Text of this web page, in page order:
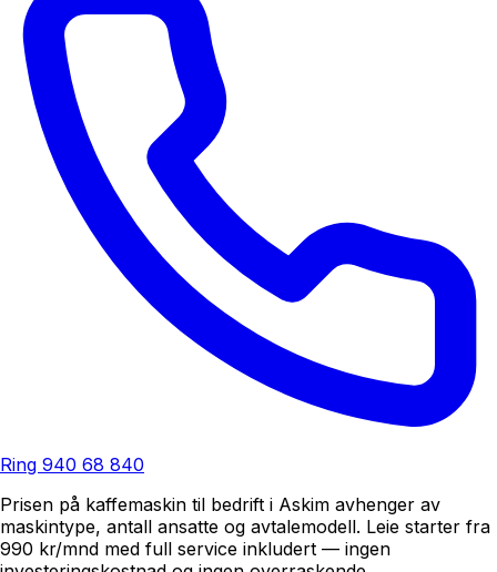
Ring 940 68 840
Prisen på kaffemaskin til bedrift i Askim avhenger av
maskintype, antall ansatte og avtalemodell. Leie starter fra
990 kr/mnd med full service inkludert — ingen